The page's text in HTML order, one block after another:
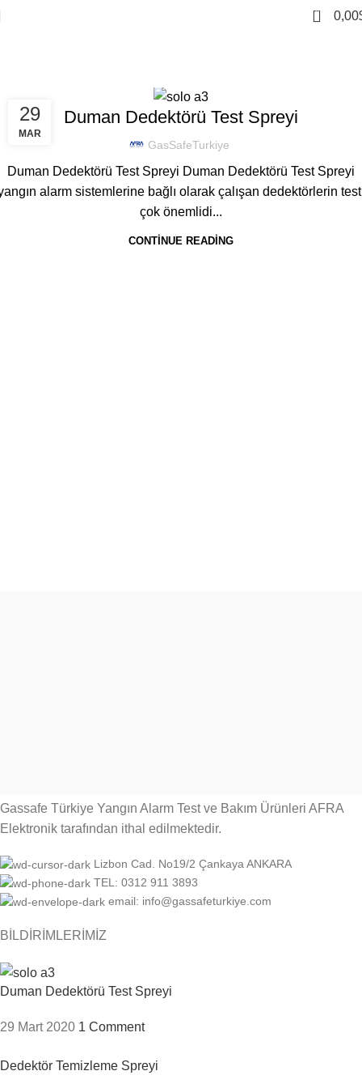
0 0,00
29
MAR
TEST SPREYI
Duman Dedektörü Test Spreyi
GasSafeTurkiye
Duman Dedektörü Test Spreyi Duman Dedektörü Test Spreyi
alarm sistemlerine bağlı olarak çalışan dedektörlerin
çok önemlidi...
CONTINUE READING
Gassafe Türkiye Yangın Alarm Test ve Bakım Ürünleri AFRA
Elektronik tarafından ithal edilmektedir.
Lizbon Cad. No19/2 Çankaya ANKARA
TEL: 0312 911 3893
email: info@gassafeturkiye.com
BİLDİRİMLERİMİZ
Duman Dedektörü Test Spreyi
29 Mart 2020 1 Comment
Dedektör Temizleme Spreyi